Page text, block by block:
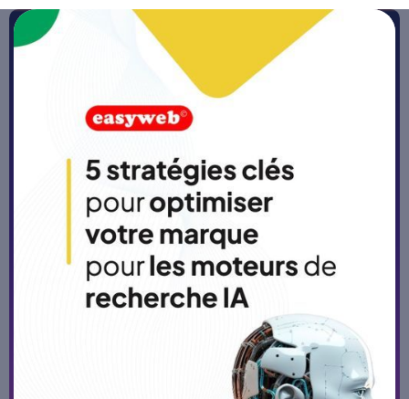
Accueil
Comment mettre en place un
agent IA en entreprise :
méthode, outils et bonnes
pratiques
Publié le27/4/26-5 min